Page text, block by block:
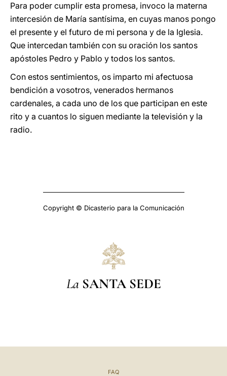
Para poder cumplir esta promesa, invoco la materna
intercesión de María santísima, en cuyas manos pongo
el presente y el futuro de mi persona y de la Iglesia.
Que intercedan también con su oración los santos
apóstoles Pedro y Pablo y todos los santos.
Con estos sentimientos, os imparto mi afectuosa
bendición a vosotros, venerados hermanos
cardenales, a cada uno de los que participan en este
rito y a cuantos lo siguen mediante la televisión y la
radio.
Copyright © Dicasterio para la Comunicación
La SANTA SEDE
FAQ